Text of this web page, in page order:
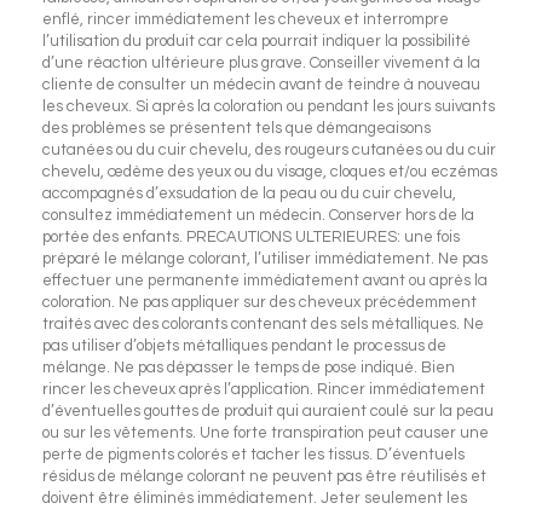
enflé, rincer immédiatement les cheveux et interrompre
l’utilisation du produit car cela pourrait indiquer la possibilité
d’une réaction ultérieure plus grave. Conseiller vivement à la
cliente de consulter un médecin avant de teindre à nouveau
les cheveux. Si après la coloration ou pendant les jours suivants
des problèmes se présentent tels que démangeaisons
cutanées ou du cuir chevelu, des rougeurs cutanées ou du cuir
chevelu, œdème des yeux ou du visage, cloques et/ou eczémas
accompagnés d’exsudation de la peau ou du cuir chevelu,
consultez immédiatement un médecin. Conserver hors de la
portée des enfants. PRECAUTIONS ULTERIEURES: une fois
préparé le mélange colorant, l’utiliser immédiatement. Ne pas
effectuer une permanente immédiatement avant ou après la
coloration. Ne pas appliquer sur des cheveux précédemment
traités avec des colorants contenant des sels métalliques. Ne
pas utiliser d’objets métalliques pendant le processus de
mélange. Ne pas dépasser le temps de pose indiqué. Bien
rincer les cheveux après l’application. Rincer immédiatement
d’éventuelles gouttes de produit qui auraient coulé sur la peau
ou sur les vêtements. Une forte transpiration peut causer une
perte de pigments colorés et tacher les tissus. D’éventuels
résidus de mélange colorant ne peuvent pas être réutilisés et
doivent être éliminés immédiatement. Jeter seulement les